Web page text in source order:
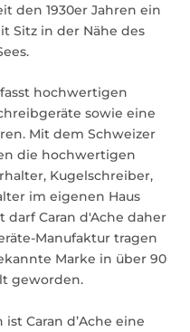
den 1930er Jahren ein
Sitz in der Nähe des
hochwertigen
sowie eine
Mit dem Schweizer
die hochwertigen
Kugelschreiber,
im eigenen Haus
darf Caran d'Ache daher
Manufaktur tragen
Marke in über 90
geworden.
Caran d’Ache eine